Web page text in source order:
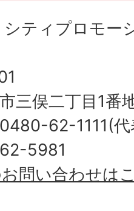
シティプロモー
三俣二丁目1番
62-1111(
5981
問い合わせは